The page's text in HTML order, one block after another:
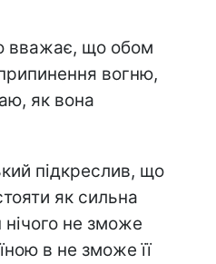
вважає, що обом
вогню,
як вона
підкреслив, що
як сильна
не зможе
в не зможе її